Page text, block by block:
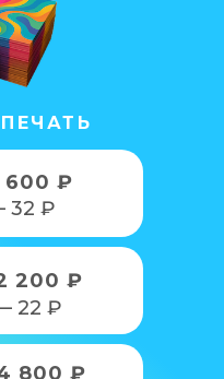
200 ₽
22 ₽
800 ₽
32 ₽
₽